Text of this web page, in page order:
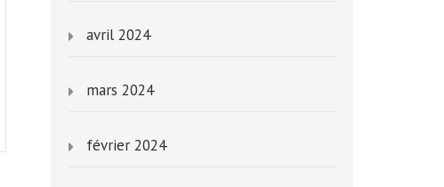
avril 2024
mars 2024
février 2024